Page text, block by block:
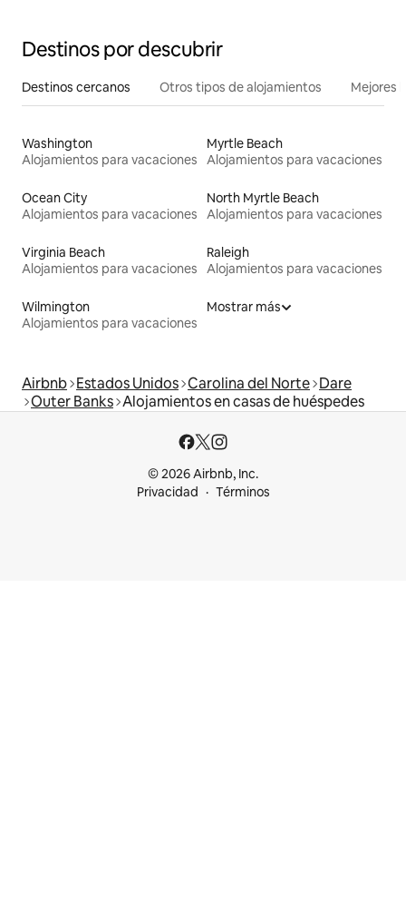
Destinos por descubrir
Destinos cercanos Otros tipos de alojamientos Mejores
Washington
Alojamientos para vacaciones
Myrtle Beach
Alojamientos para vacaciones
Ocean City
Alojamientos para vacaciones
North Myrtle Beach
Alojamientos para vacaciones
Virginia Beach
Alojamientos para vacaciones
Raleigh
Alojamientos para vacaciones
Wilmington
Alojamientos para vacaciones
Mostrar más
Airbnb Estados Unidos Carolina del Norte Dare
Outer Banks Alojamientos en casas de huéspedes
© 2026 Airbnb, Inc.
Privacidad
Términos